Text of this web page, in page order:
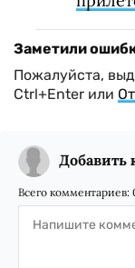
Заметили
Пожалуйста,
Ctrl+Enter или
Добавить
Всего комментариев: